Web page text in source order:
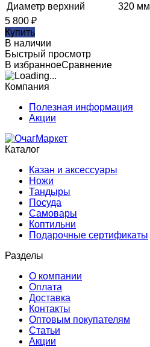
Диаметр верхний
320 мм
5 800 ₽
Купить
В наличии
Быстрый просмотр
В избранноеСравнение
Компания
Полезная информация
Акции
Каталог
Казан и аксессуары
Ножи
Тандыры
Посуда
Самовары
Коптильни
Подарочные сертификаты
Разделы
О компании
Оплата
Доставка
Контакты
Оптовым покупателям
Статьи
Акции